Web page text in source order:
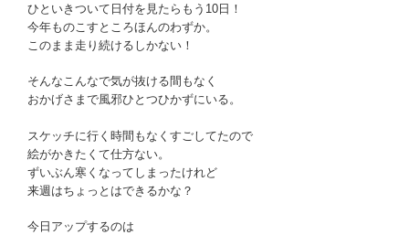
ひといきついて日付を見たらもう10日！
今年ものこすところほんのわずか。
このまま走り続けるしかない！
そんなこんなで気が抜ける間もなく
おかげさまで風邪ひとつひかずにいる。
スケッチに行く時間もなくすごしてたので
絵がかきたくて仕方ない。
ずいぶん寒くなってしまったけれど
来週はちょっとはできるかな？
今日アップするのは